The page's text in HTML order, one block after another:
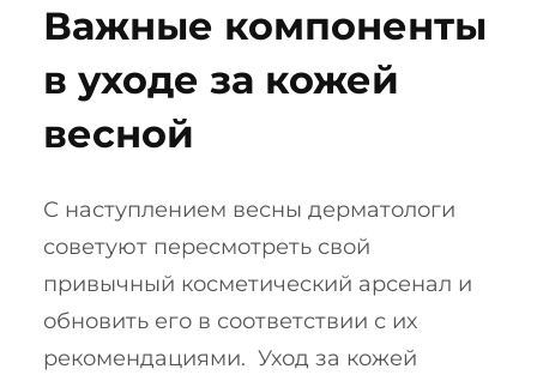
Важные компоненты
в уходе за кожей
весной
С наступлением весны дерматологи
советуют пересмотреть свой
привычный косметический арсенал и
обновить его в соответствии с их
рекомендациями. Уход за кожей